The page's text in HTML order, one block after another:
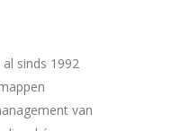
sinds 1992
van